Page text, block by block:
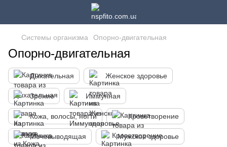
Системы организма Опорно-двигательная
Опорно-двигательная
Дыхательная Женское здоровье
Зрение Иммунная
Кожа, волосы, ногти Кроветворение
Мочевыводящая Мужское здоровье